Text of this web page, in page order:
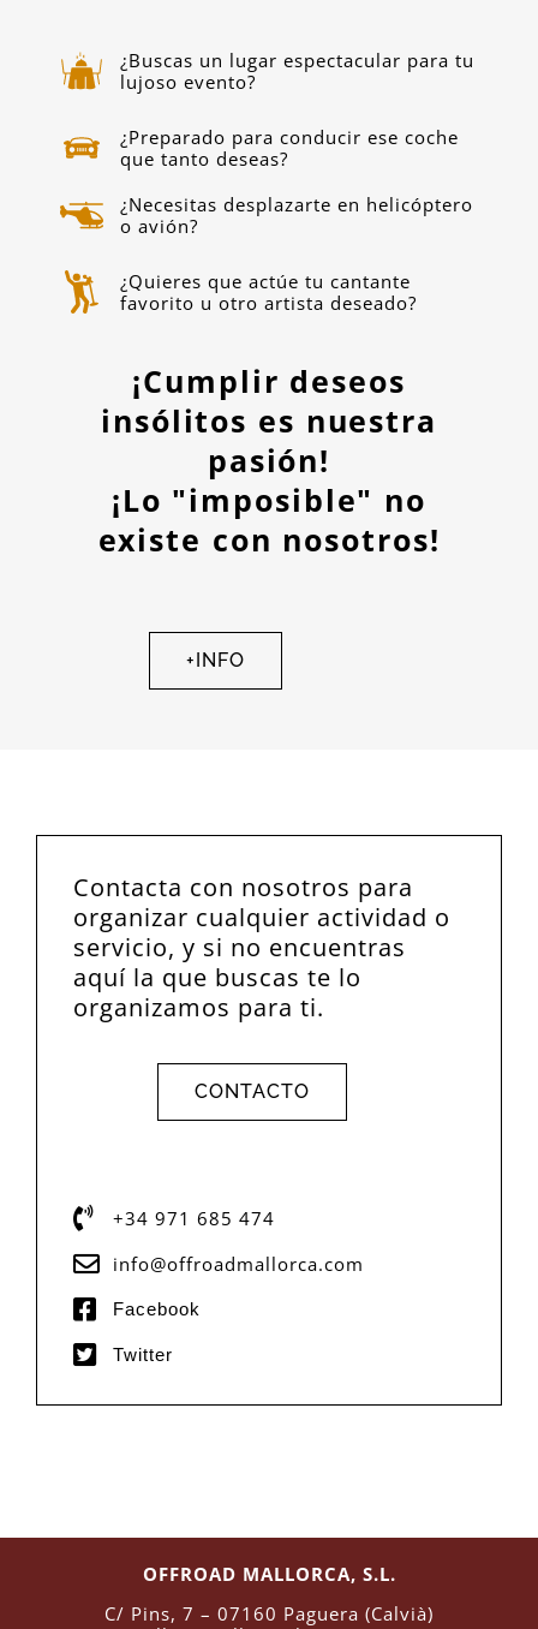
¿Buscas un lugar espectacular para tu
lujoso evento?
¿Preparado para conducir ese coche
que tanto deseas?
¿Necesitas desplazarte en helicóptero
o avión?
¿Quieres que actúe tu cantante
favorito u otro artista deseado?
¡Cumplir deseos
insólitos es nuestra
pasión!
¡Lo "imposible" no
existe con nosotros!
+INFO
Contacta con nosotros para
organizar cualquier actividad o
servicio, y si no encuentras
aquí la que buscas te lo
organizamos para ti.
CONTACTO
+34 971 685 474
info@offroadmallorca.com
Facebook
Twitter
OFFROAD MALLORCA, S.L.
C/ Pins, 7 – 07160 Paguera (Calvià)